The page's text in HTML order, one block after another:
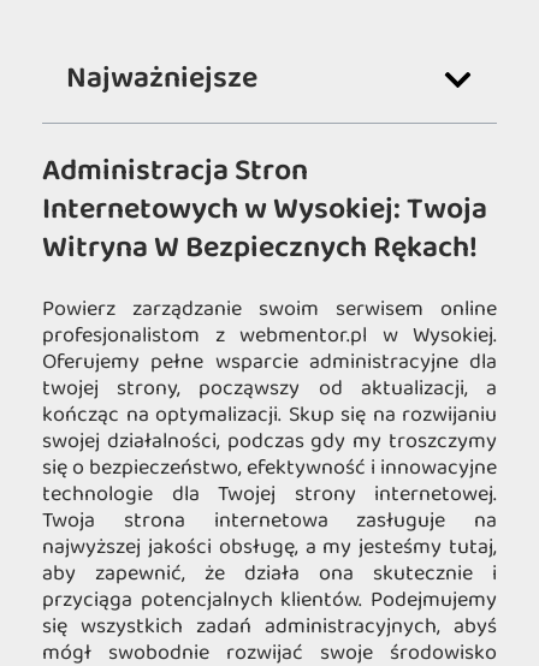
Najważniejsze
Administracja Stron
Internetowych w Wysokiej: Twoja
Witryna W Bezpiecznych Rękach!
Powierz zarządzanie swoim serwisem online
profesjonalistom z webmentor.pl w Wysokiej.
Oferujemy pełne wsparcie administracyjne dla
twojej strony, począwszy od aktualizacji, a
kończąc na optymalizacji. Skup się na rozwijaniu
swojej działalności, podczas gdy my troszczymy
się o bezpieczeństwo, efektywność i innowacyjne
technologie dla Twojej strony internetowej.
Twoja strona internetowa zasługuje na
najwyższej jakości obsługę, a my jesteśmy tutaj,
aby zapewnić, że działa ona skutecznie i
przyciąga potencjalnych klientów. Podejmujemy
się wszystkich zadań administracyjnych, abyś
mógł swobodnie rozwijać swoje środowisko